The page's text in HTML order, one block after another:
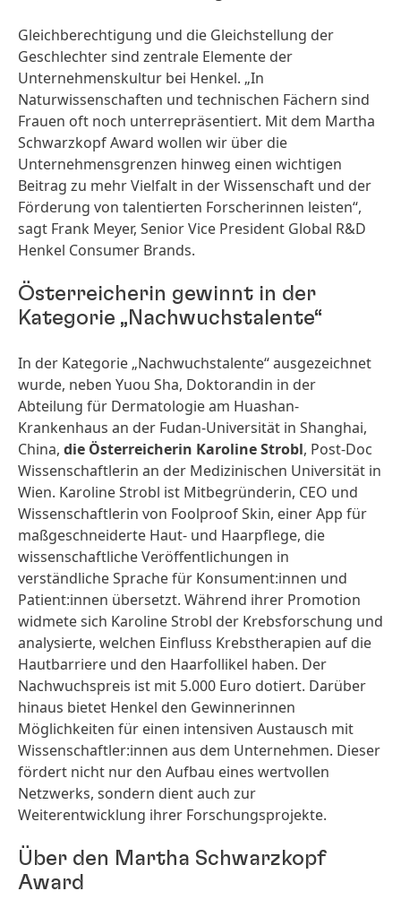
Gleichberechtigung und die Gleichstellung der
Geschlechter sind zentrale Elemente der
Unternehmenskultur bei Henkel. „In
Naturwissenschaften und technischen Fächern sind
Frauen oft noch unterrepräsentiert. Mit dem Martha
Schwarzkopf Award wollen wir über die
Unternehmensgrenzen hinweg einen wichtigen
Beitrag zu mehr Vielfalt in der Wissenschaft und der
Förderung von talentierten Forscherinnen leisten“,
sagt Frank Meyer, Senior Vice President Global R&D
Henkel Consumer Brands.
Österreicherin gewinnt in der
Kategorie „Nachwuchstalente“
In der Kategorie „Nachwuchstalente“ ausgezeichnet
wurde, neben Yuou Sha, Doktorandin in der
Abteilung für Dermatologie am Huashan-
Krankenhaus an der Fudan-Universität in Shanghai,
China, die Österreicherin Karoline Strobl, Post-Doc
Wissenschaftlerin an der Medizinischen Universität in
Wien. Karoline Strobl ist Mitbegründerin, CEO und
Wissenschaftlerin von Foolproof Skin, einer App für
maßgeschneiderte Haut- und Haarpflege, die
wissenschaftliche Veröffentlichungen in
verständliche Sprache für Konsument:innen und
Patient:innen übersetzt. Während ihrer Promotion
widmete sich Karoline Strobl der Krebsforschung und
analysierte, welchen Einfluss Krebstherapien auf die
Hautbarriere und den Haarfollikel haben. Der
Nachwuchspreis ist mit 5.000 Euro dotiert. Darüber
hinaus bietet Henkel den Gewinnerinnen
Möglichkeiten für einen intensiven Austausch mit
Wissenschaftler:innen aus dem Unternehmen. Dieser
fördert nicht nur den Aufbau eines wertvollen
Netzwerks, sondern dient auch zur
Weiterentwicklung ihrer Forschungsprojekte.
Über den Martha Schwarzkopf
Award